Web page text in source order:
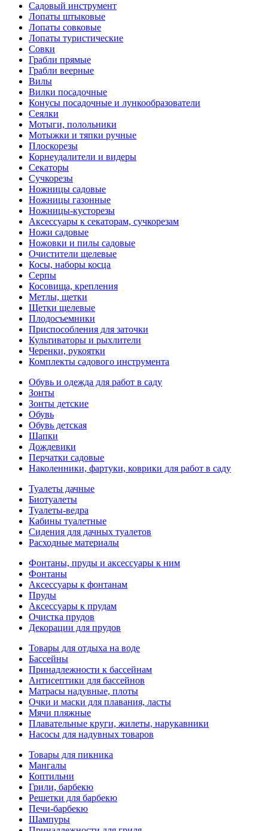
Садовый инструмент
Лопаты штыковые
Лопаты совковые
Лопаты туристические
Совки
Грабли прямые
Грабли веерные
Вилы
Вилки посадочные
Конусы посадочные и лункообразователи
Сеялки
Мотыги, полольники
Мотыжки и тяпки ручные
Плоскорезы
Корнеудалители и видеры
Секаторы
Сучкорезы
Ножницы садовые
Ножницы газонные
Ножницы-кусторезы
Аксессуары к секаторам, сучкорезам
Ножи садовые
Ножовки и пилы садовые
Очистители щелевые
Косы, наборы косца
Серпы
Косовища, крепления
Метлы, щетки
Щетки щелевые
Плодосъемники
Приспособления для заточки
Культиваторы и рыхлители
Черенки, рукоятки
Комплекты садового инструмента
Обувь и одежда для работ в саду
Зонты
Зонты детские
Обувь
Обувь детская
Шапки
Дождевики
Перчатки садовые
Наколенники, фартуки, коврики для работ в саду
Туалеты дачные
Биотуалеты
Туалеты-ведра
Кабины туалетные
Сидения для дачных туалетов
Расходные материалы
Фонтаны, пруды и аксессуары к ним
Фонтаны
Аксессуары к фонтанам
Пруды
Аксессуары к прудам
Очистка прудов
Декорации для прудов
Товары для отдыха на воде
Бассейны
Принадлежности к бассейнам
Антисептики для бассейнов
Матраcы надувные, плоты
Очки и маски для плавания, ласты
Мячи пляжные
Плавательные круги, жилеты, нарукавники
Насосы для надувных товаров
Товары для пикника
Мангалы
Коптильни
Грили, барбекю
Решетки для барбекю
Печи-барбекю
Шампуры